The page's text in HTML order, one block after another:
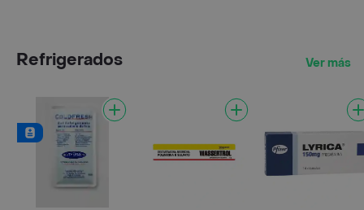
Refrigerados Ver más